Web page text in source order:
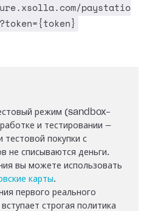
paystatio
режим (sandbox-
и тестировании —
тестовой покупки с
не списываются деньги.
вы можете использовать
карты.
первого реального
строгая политика